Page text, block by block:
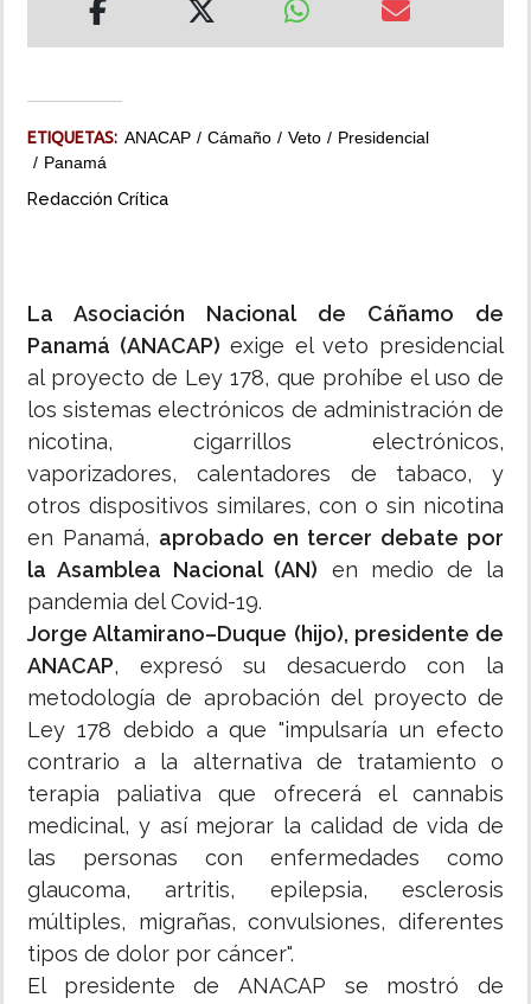
ETIQUETAS: ANACAP Cámaño Veto
Presidencial
Panamá
Redacción Crítica
La Asociación Nacional de Cáñamo de
Panamá (ANACAP) exige el veto presidencial
al proyecto de Ley 178, que prohíbe el uso de
los sistemas electrónicos de administración de
nicotina, cigarrillos electrónicos,
vaporizadores, calentadores de tabaco, y
otros dispositivos similares, con o sin nicotina
en Panamá, aprobado en tercer debate por
la Asamblea Nacional (AN) en medio de la
pandemia del Covid-19.
Jorge Altamirano–Duque (hijo), presidente de
ANACAP, expresó su desacuerdo con la
metodología de aprobación del proyecto de
Ley 178 debido a que "impulsaría un efecto
contrario a la alternativa de tratamiento o
terapia paliativa que ofrecerá el cannabis
medicinal, y así mejorar la calidad de vida de
las personas con enfermedades como
glaucoma, artritis, epilepsia, esclerosis
múltiples, migrañas, convulsiones, diferentes
tipos de dolor por cáncer".
El presidente de ANACAP se mostró de